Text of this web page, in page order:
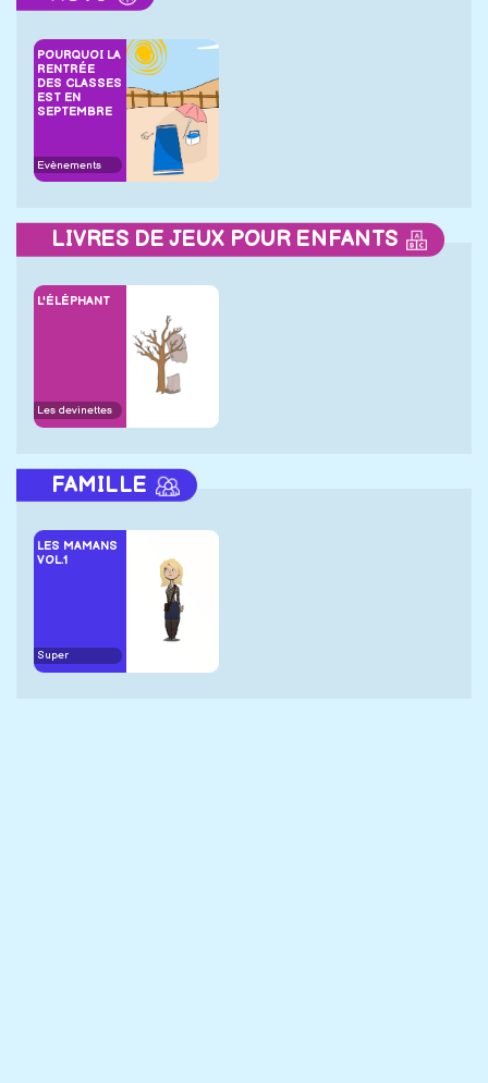
POURQUOI LA
RENTRÉE
DES CLASSES
EST EN
SEPTEMBRE
Evènements
LIVRES DE JEUX POUR ENFANTS
L'ÉLÉPHANT
Les devinettes
FAMILLE
LES MAMANS
VOL.1
Super